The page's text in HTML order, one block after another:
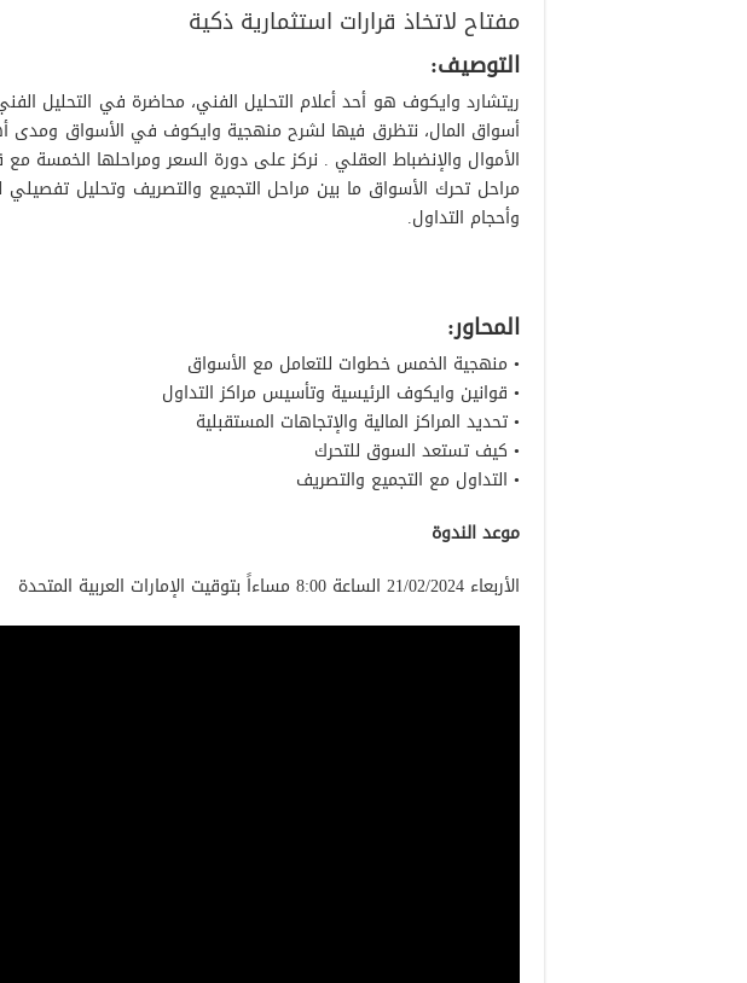
مفتاح لاتخاذ قرارات استثمارية ذكية
التوصيف:
ريتشارد وايكوف هو أحد أعلام التحليل الفني، محاضرة في التحليل
أسواق المال، نتظرق فيها لشرح منهجية وايكوف في الأسواق ومدى
الأموال والإنضباط العقلي . نركز على دورة السعر ومراحلها الخمسة
مراحل تحرك الأسواق ما بين مراحل التجميع والتصريف وتحليل
وأحجام التداول.
المحاور:
• منهجية الخمس خطوات للتعامل مع الأسواق
• قوانين وايكوف الرئيسية وتأسيس مراكز التداول
• تحديد المراكز المالية والإتجاهات المستقبلية
• كيف تستعد السوق للتحرك
• التداول مع التجميع والتصريف
موعد الندوة
الأربعاء 21/02/2024 الساعة 8:00 مساءاً بتوقيت الإمارات العربية المتحدة